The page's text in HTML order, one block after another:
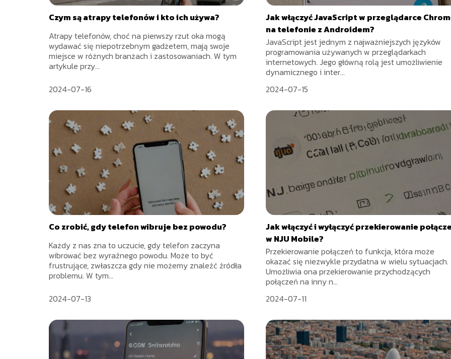
Czym są atrapy telefonów i kto ich używa?
Atrapy telefonów, choć na pierwszy rzut oka mogą
wydawać się niepotrzebnym gadżetem, mają swoje
miejsce w różnych branżach i zastosowaniach. W tym
artykule przy...
2024-07-16
Jak włączyć JavaScript w przeglądarce
na telefonie z Androidem?
JavaScript jest jednym z najważniejszych języków
programowania używanych w przeglądarkach
internetowych. Jego główną rolą jest umożliwienie
dynamicznego i inter...
2024-07-15
Co zrobić, gdy telefon wibruje bez powodu?
Każdy z nas zna to uczucie, gdy telefon zaczyna
wibrować bez wyraźnego powodu. Może to być
frustrujące, zwłaszcza gdy nie możemy znaleźć źródła
problemu. W tym...
2024-07-13
Jak włączyć i wyłączyć przekierowanie
w NJU Mobile?
Przekierowanie połączeń to funkcja, która może
okazać się niezwykle przydatna w wielu sytuacjach.
Umożliwia ona przekierowanie przychodzących
połączeń na inny n...
2024-07-11